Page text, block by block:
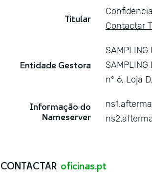
Titular
Contactar
Entidade Gestora
SAMPLING
nº 6, Loja
Informação do
Nameserver
CONTACTAR oficinas.pt